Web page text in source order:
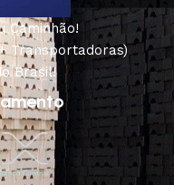
Caminhão!
Transportadoras)
Brasil!